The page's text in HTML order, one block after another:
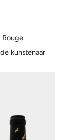
Rouge
kunstenaar